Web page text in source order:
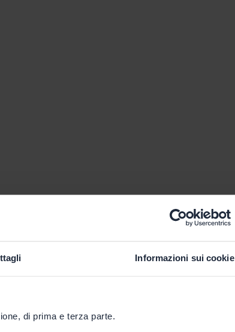
Informazioni sui cookie
di prima e terza parte.